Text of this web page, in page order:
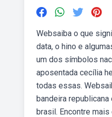
Websaiba o que
data, o hino e
um dos símbolos
aposentada cecília
todas essas.
bandeira
brasil. Encontre